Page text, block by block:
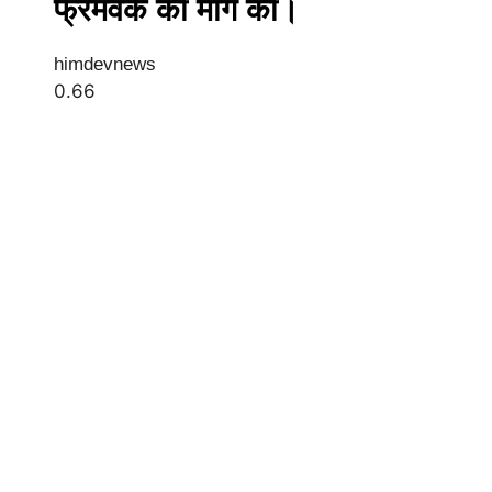
फ्रेमवर्क की मांग की।
himdevnews